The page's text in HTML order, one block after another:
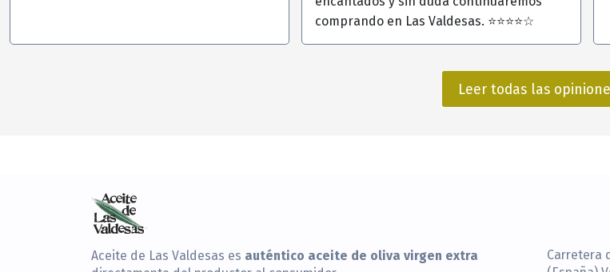
comprando en Las Valdesas. ⭐⭐⭐⭐☆
Leer todas las
Aceite de Las Valdesas es auténtico aceite de oliva virgen extra
Carretera